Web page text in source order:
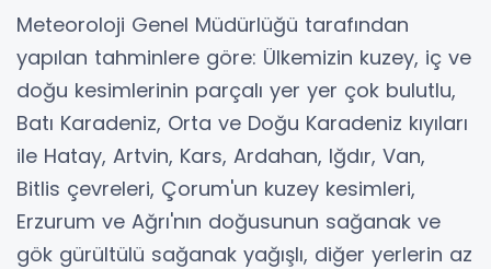
Meteoroloji Genel Müdürlüğü tarafından
yapılan tahminlere göre: Ülkemizin kuzey, iç ve
doğu kesimlerinin parçalı yer yer çok bulutlu,
Batı Karadeniz, Orta ve Doğu Karadeniz kıyıları
ile Hatay, Artvin, Kars, Ardahan, Iğdır, Van,
Bitlis çevreleri, Çorum'un kuzey kesimleri,
Erzurum ve Ağrı'nın doğusunun sağanak ve
gök gürültülü sağanak yağışlı, diğer yerlerin az